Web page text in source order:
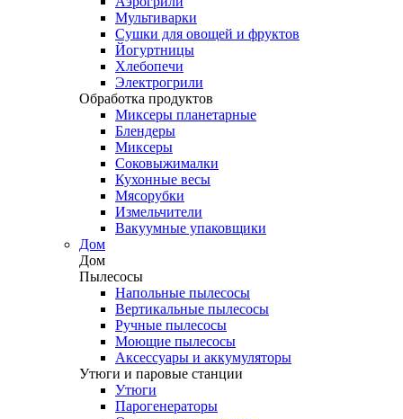
Мультиварки
Сушки для овощей и фруктов
Йогуртницы
Хлебопечи
Электрогрили
Обработка продуктов
Миксеры планетарные
Блендеры
Миксеры
Соковыжималки
Кухонные весы
Мясорубки
Измельчители
Вакуумные упаковщики
Дом
Дом
Пылесосы
Напольные пылесосы
Вертикальные пылесосы
Ручные пылесосы
Моющие пылесосы
Аксессуары и аккумуляторы
Утюги и паровые станции
Утюги
Парогенераторы